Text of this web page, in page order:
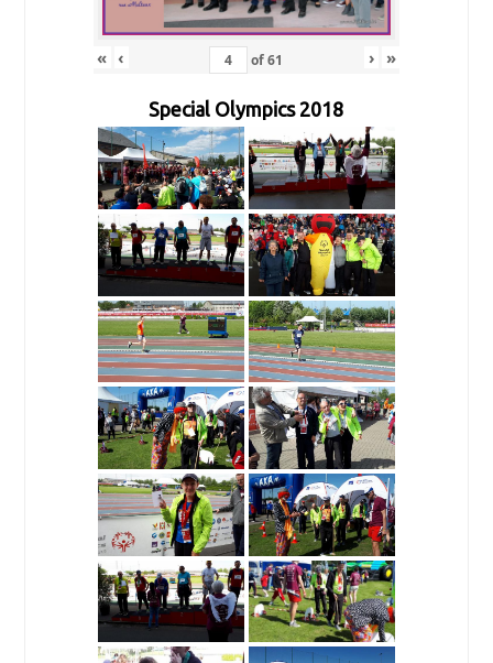
« ‹ of61 › »
Special Olympics 2018